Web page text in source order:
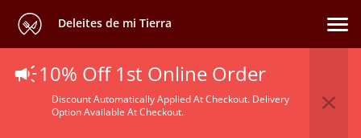
Deleites de mi Tierra
10% Off 1st Online Order
Discount Automatically Applied At Checkout. Delivery
Option Available At Checkout.